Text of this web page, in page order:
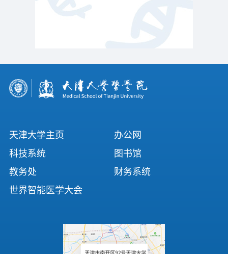
天津大学主页
办公网
科技系统
图书馆
教务处
财务系统
世界智能医学大会